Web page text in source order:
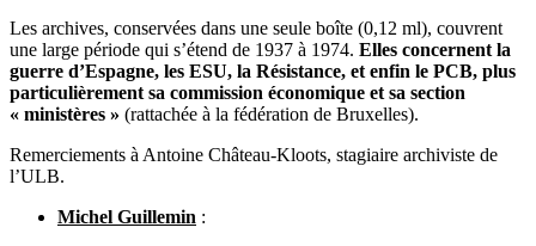
Les archives, conservées dans une seule boîte (0,12 ml), couvrent
une large période qui s’étend de 1937 à 1974. Elles concernent la
guerre d’Espagne, les ESU, la Résistance, et enfin le PCB, plus
particulièrement sa commission économique et sa section
« ministères » (rattachée à la fédération de Bruxelles).
Remerciements à Antoine Château-Kloots, stagiaire archiviste de
l’ULB.
Michel Guillemin :